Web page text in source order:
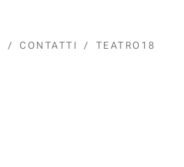
CONTATTI TEATRO18